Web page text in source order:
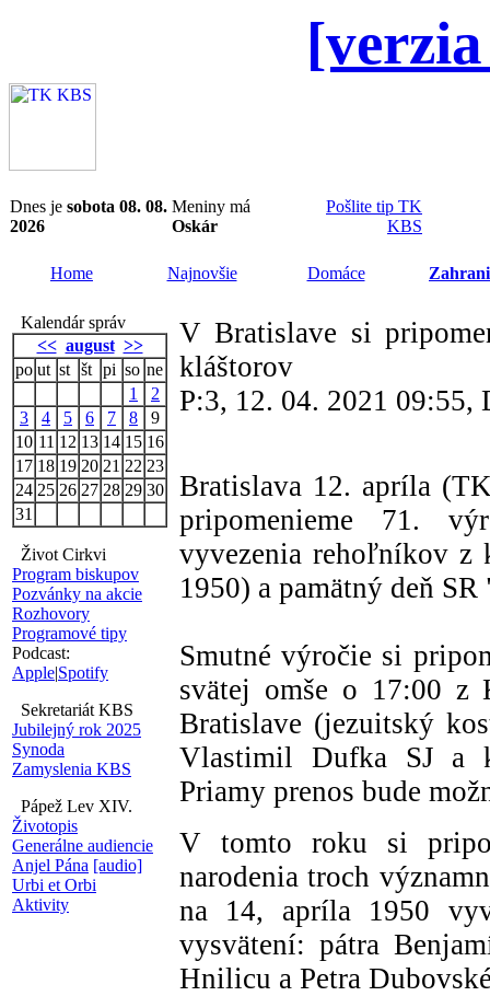
Dnes je sobota 08. 08.
2026
Meniny má
Oskár
Pošlite tip TK
KBS
Home Najnovšie Domáce
Kalendár správ
<< august >>
po ut st št pi so ne
1
2
3
4 5 6 7 8
9
10 11 12 13 14 15 16
17 18 19 20 21 22 23
24 25 26 27 28 29 30
31
Život Cirkvi
Program biskupov
Pozvánky na akcie
Rozhovory
Programové tipy
Podcast:
Apple|Spotify
Sekretariát KBS
Jubilejný rok 2025
Synoda
Zamyslenia KBS
Pápež Lev XIV.
Životopis
Generálne audiencie
Anjel Pána [audio]
Urbi et Orbi
Aktivity
V Bratislave si
kláštorov
P:3, 12. 04. 2021 09:55,
Bratislava 12. apríla
pripomenieme 71.
vyvezenia rehoľníkov z
1950) a pamätný deň
Smutné výročie si
svätej omše o 17:00 z
Bratislave (jezuitský
Vlastimil Dufka SJ a
Priamy prenos bude
V tomto roku si
narodenia troch
na 14, apríla 1950
vysvätení: pátra
Hnilicu a Petra